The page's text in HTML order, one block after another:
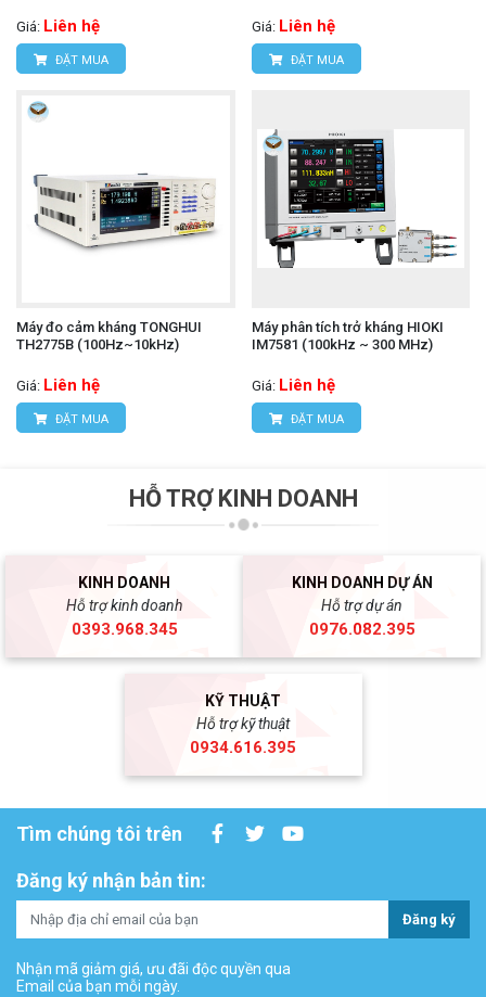
Giá: Liên hệ
ĐẶT MUA
Giá: Liên hệ
ĐẶT MUA
Máy đo cảm kháng TONGHUI
TH2775B (100Hz~10kHz)
Giá: Liên hệ
ĐẶT MUA
Máy phân tích trở kháng HIOKI
IM7581 (100kHz ~ 300 MHz)
Giá: Liên hệ
ĐẶT MUA
HỖ TRỢ KINH DOANH
KINH DOANH
Hỗ trợ kinh doanh
0393.968.345
KINH DOANH DỰ ÁN
Hỗ trợ dự án
0976.082.395
KỸ THUẬT
Hỗ trợ kỹ thuật
0934.616.395
Tìm chúng tôi trên
Đăng ký nhận bản tin:
Đăng ký
Nhận mã giảm giá, ưu đãi độc quyền qua
Email của bạn mỗi ngày.